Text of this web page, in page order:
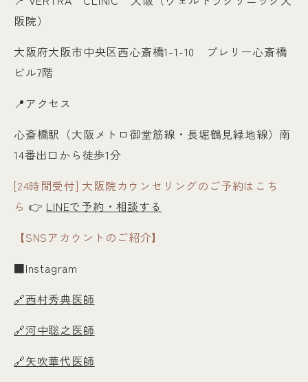
阪院）
大阪府大阪市中央区西心斎橋1-1-10 プレリー心斎橋
ビル7階
📍アクセス
心斎橋駅（大阪メトロ御堂筋線・長堀鶴見緑地線）南
14番出口から徒歩1分
[24時間受付] 大阪院カウンセリングのご予約はこち
ら 👉 LINEで予約・相談する
【SNSアカウントのご紹介】
■Instagram
🔗西村秀典医師
🔗河中聡之医師
🔗矢吹華代医師